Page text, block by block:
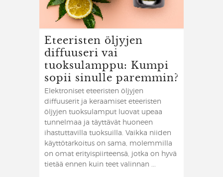
Eteeristen öljyjen
diffuuseri vai
tuoksulamppu: Kumpi
sopii sinulle paremmin?
Elektroniset eteeristen öljyjen
diffuuserit ja keraamiset eteeristen
öljyjen tuoksulamput luovat upeaa
tunnelmaa ja täyttävät huoneen
ihastuttavilla tuoksuilla. Vaikka niiden
käyttötarkoitus on sama, molemmilla
on omat erityispiirteensä, jotka on hyvä
tietää ennen kuin teet valinnan ...